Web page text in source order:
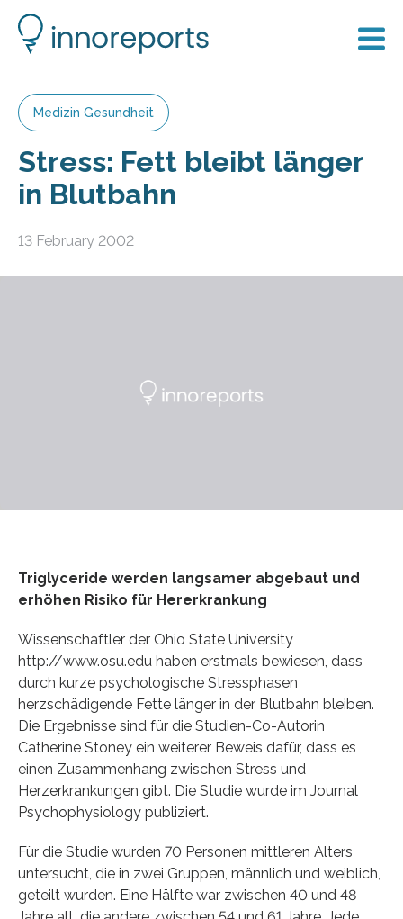
Medizin Gesundheit
Stress: Fett bleibt länger
in Blutbahn
13 February 2002
Triglyceride werden langsamer abgebaut und
erhöhen Risiko für Hererkrankung
Wissenschaftler der Ohio State University
http://www.osu.edu haben erstmals bewiesen, dass
durch kurze psychologische Stressphasen
herzschädigende Fette länger in der Blutbahn bleiben.
Die Ergebnisse sind für die Studien-Co-Autorin
Catherine Stoney ein weiterer Beweis dafür, dass es
einen Zusammenhang zwischen Stress und
Herzerkrankungen gibt. Die Studie wurde im Journal
Psychophysiology publiziert.
Für die Studie wurden 70 Personen mittleren Alters
untersucht, die in zwei Gruppen, männlich und weiblich,
geteilt wurden. Eine Hälfte war zwischen 40 und 48